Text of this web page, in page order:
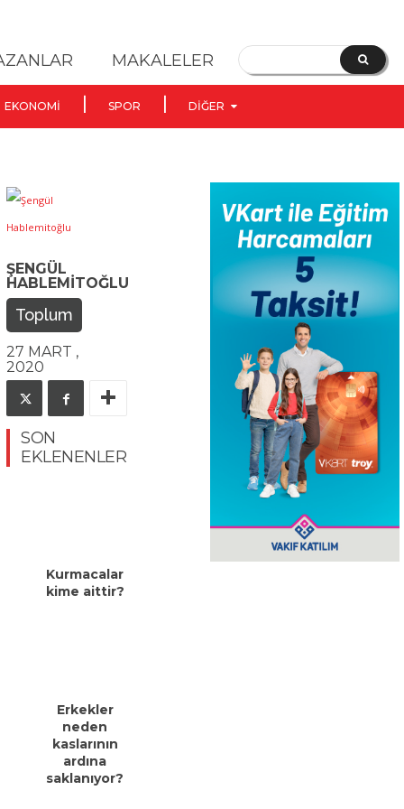
MAKALELER
EKONOMI SPOR DIĞER
ŞENGÜL
HABLEMITOĞLU
Toplum
27 MART ,
2020
SON
EKLENENLER
Kurmacalar
kime aittir?
Erkekler
neden
kaslarının
ardına
saklanıyor?